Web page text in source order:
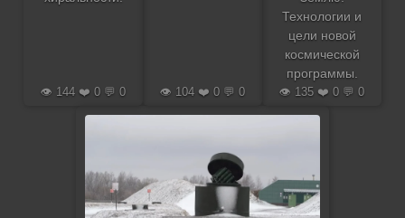
👁️ 144 ❤️ 0 💬 0 👁️ 104 ❤️ 0 💬 0
Технологии и
цели новой
космической
программы.
👁️ 135 ❤️ 0 💬 0